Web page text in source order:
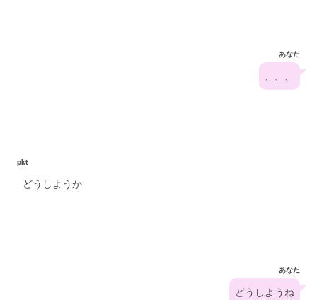
あなた
、、、
pkt
どうしようか
あなた
どうしようね